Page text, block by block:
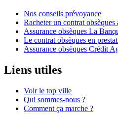
Nos conseils prévoyance
Racheter un contrat
Assurance obsèques La
Le contrat obsèques en
Assurance obsèques Crédit
Liens utiles
Voir le top ville
Qui sommes-nous ?
Comment ça marche ?